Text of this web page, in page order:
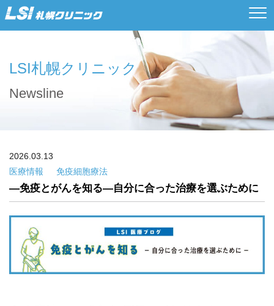
LSI札幌クリニック
Newsline
2026.03.13
医療情報
免疫細胞療法
―免疫とがんを知る―自分に合った治療を選ぶために